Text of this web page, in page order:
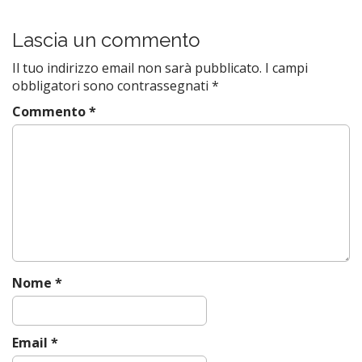
Lascia un commento
Il tuo indirizzo email non sarà pubblicato. I campi
obbligatori sono contrassegnati *
Commento*
Nome *
Email *